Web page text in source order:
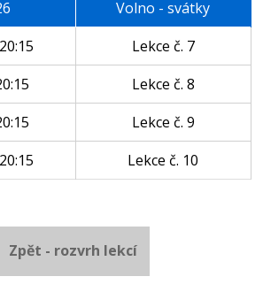
Volno - svátky
Lekce č. 7
Lekce č. 8
Lekce č. 9
Lekce č. 10
Zpět - rozvrh lekcí